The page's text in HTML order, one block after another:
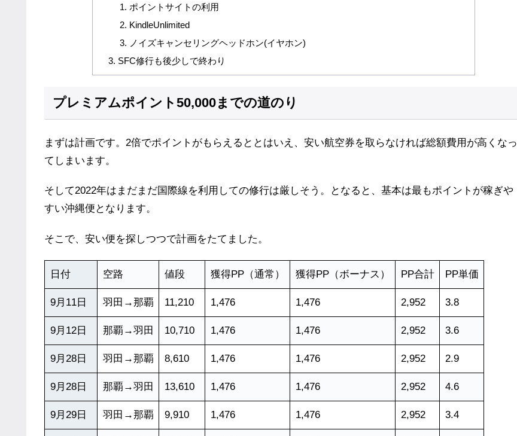
ポイントサイトの利用
KindleUnlimited
ノイズキャンセリングヘッドホン(イヤホン)
SFC修行も後少しで終わり
プレミアムポイント50,000までの道のり
まずは計画です。2倍でポイントがもらえるととはいえ、安い航空券を取らなければ総額費用が高くなっ
てしまいます。
そして2022年はまだまだ国際線を利用しての修行は厳しそう。となると、基本は最もポイントが稼ぎや
すい沖縄便となります。
そこで、安い便を探しつつで計画をたてました。
日付 空路 値段 獲得PP（通常） 獲得PP（ボーナス） PP合計 PP単価
9月11日 羽田→那覇 11,210 1,476 1,476 2,952 3.8
9月12日 那覇→羽田 10,710 1,476 1,476 2,952 3.6
9月28日 羽田→那覇 8,610 1,476 1,476 2,952 2.9
9月28日 那覇→羽田 13,610 1,476 1,476 2,952 4.6
9月29日 羽田→那覇 9,910 1,476 1,476 2,952 3.4